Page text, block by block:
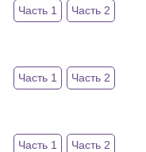
Часть 1 Часть 2
Часть 1 Часть 2
Часть 1 Часть 2